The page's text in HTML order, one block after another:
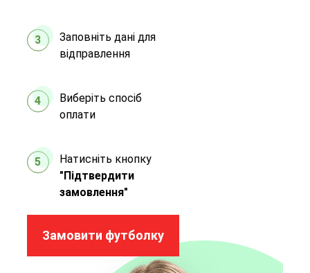
3
Заповніть дані для
відправлення
4
Виберіть спосіб
оплати
5
Натисніть кнопку
"Підтвердити
замовлення"
Замовити футболку